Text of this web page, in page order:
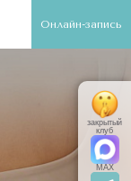
Онлайн-запись
закрытый
клуб
MAX